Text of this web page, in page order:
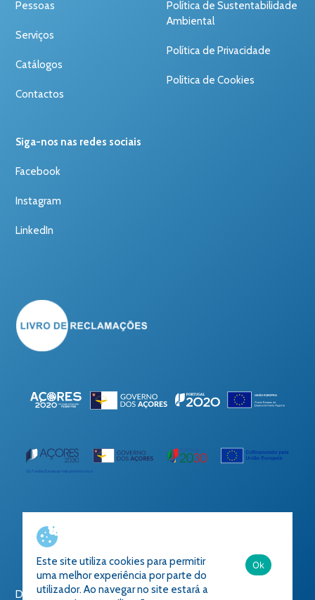
Pessoas
Serviços
Catálogos
Contactos
Política de Sustentabilidade
Ambiental
Política de Privacidade
Política de Cookies
Siga-nos nas redes sociais
Facebook
Instagram
LinkedIn
Desenvolvido por Todos os direitos
Este site utiliza cookies para permitir
uma melhor experiência por parte do
utilizador. Ao navegar no site estará a
Ok